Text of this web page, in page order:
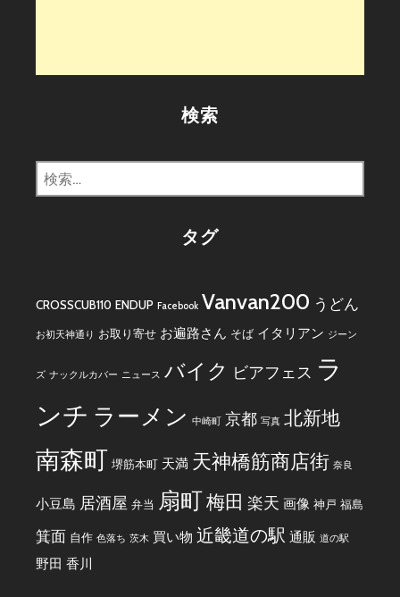
検索
検
索:
タグ
CROSSCUB110 ENDUP Facebook Vanvan200 うどん
お初天神通り お取り寄せ お遍路さん そば イタリアン ジーン
ズ ナックルカバー ニュース バイク ビアフェス ラ
ンチ ラーメン 中崎町 京都 写真 北新地
南森町 堺筋本町 天満 天神橋筋商店街 奈良
小豆島 居酒屋 弁当 扇町梅田 楽天 画像 神戸 福島
箕面 自作 色落ち 茨木 買い物 近畿道の駅 通販 道の駅
野田 香川